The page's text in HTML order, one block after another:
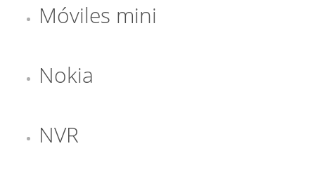
Móviles mini
Nokia
NVR